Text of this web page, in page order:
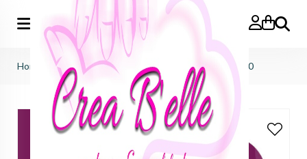
Zoeken
Home f.o.x nails>spectrum gelpolish >Spectrum 030